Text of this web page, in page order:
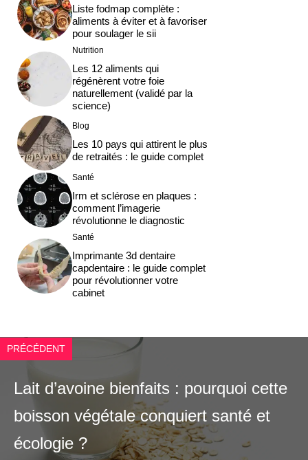
Liste fodmap complète :
aliments à éviter et à favoriser
pour soulager le sii
Nutrition
Les 12 aliments qui
régénèrent votre foie
naturellement (validé par la
science)
Blog
Les 10 pays qui attirent le plus
de retraités : le guide complet
Santé
Irm et sclérose en plaques :
comment l’imagerie
révolutionne le diagnostic
Santé
Imprimante 3d dentaire
capdentaire : le guide complet
pour révolutionner votre
cabinet
PRÉCÉDENT
Lait d’avoine bienfaits : pourquoi cette
boisson végétale conquiert santé et
écologie ?